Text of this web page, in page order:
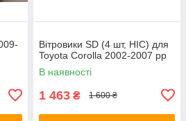
Вітровики SD (4 шт, HIC) для
Toyota Corolla 2002-2007 рр
В наявності
1 463 ₴ 1 600 ₴